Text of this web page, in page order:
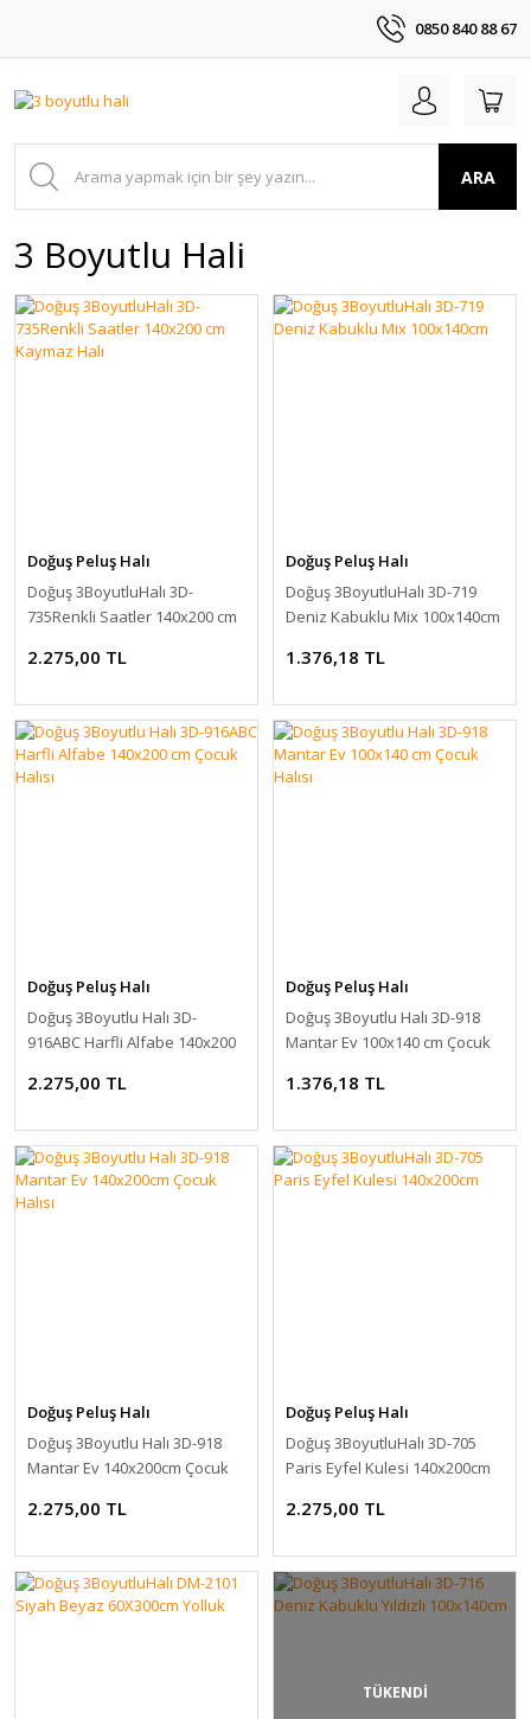
0850 840 88 67
ARA
3 Boyutlu Hali
Doğuş Peluş Halı
Doğuş 3BoyutluHalı 3D-
735Renkli Saatler 140x200 cm
2.275,00 TL
Doğuş Peluş Halı
Doğuş 3BoyutluHalı 3D-719
Deniz Kabuklu Mix 100x140cm
1.376,18 TL
Doğuş Peluş Halı
Doğuş 3Boyutlu Halı 3D-
916ABC Harfli Alfabe 140x200
2.275,00 TL
Doğuş Peluş Halı
Doğuş 3Boyutlu Halı 3D-918
Mantar Ev 100x140 cm Çocuk
1.376,18 TL
Doğuş Peluş Halı
Doğuş 3Boyutlu Halı 3D-918
Mantar Ev 140x200cm Çocuk
2.275,00 TL
Doğuş Peluş Halı
Doğuş 3BoyutluHalı 3D-705
Paris Eyfel Kulesi 140x200cm
2.275,00 TL
TÜKENDİ